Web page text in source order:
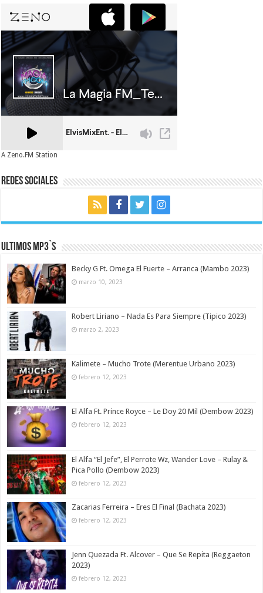
A Zeno.FM Station
Redes Sociales
Ultimos MP3`s
Becky G Ft. Omega El Fuerte – Arranca (Mambo 2023)
marzo 10, 2023
Robert Liriano – Nada Es Para Siempre (Tipico 2023)
marzo 2, 2023
Kalimete – Mucho Trote (Merentue Urbano 2023)
febrero 12, 2023
El Alfa Ft. Prince Royce – Le Doy 20 Mil (Dembow 2023)
febrero 12, 2023
El Alfa “El Jefe”, El Perrote Wz, Wander Love – Rulay &
Pica Pollo (Dembow 2023)
febrero 12, 2023
Zacarias Ferreira – Eres El Final (Bachata 2023)
febrero 12, 2023
Jenn Quezada Ft. Alcover – Que Se Repita (Reggaeton
2023)
febrero 12, 2023